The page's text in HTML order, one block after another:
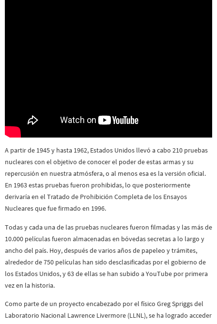
A partir de 1945 y hasta 1962, Estados Unidos llevó a cabo 210 pruebas
nucleares con el objetivo de conocer el poder de estas armas y su
repercusión en nuestra atmósfera, o al menos esa es la versión oficial.
En 1963 estas pruebas fueron prohibidas, lo que posteriormente
derivaría en el Tratado de Prohibición Completa de los Ensayos
Nucleares que fue firmado en 1996.
Todas y cada una de las pruebas nucleares fueron filmadas y las más de
10.000 películas fueron almacenadas en bóvedas secretas a lo largo y
ancho del país. Hoy, después de varios años de papeleo y trámites,
alrededor de 750 películas han sido desclasificadas por el gobierno de
los Estados Unidos, y 63 de ellas se han subido a YouTube por primera
vez en la historia.
Como parte de un proyecto encabezado por el físico Greg Spriggs del
Laboratorio Nacional Lawrence Livermore (LLNL), se ha logrado acceder